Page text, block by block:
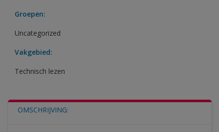
Groepen:
Uncategorized
Vakgebied:
Technisch lezen
OMSCHRIJVING: